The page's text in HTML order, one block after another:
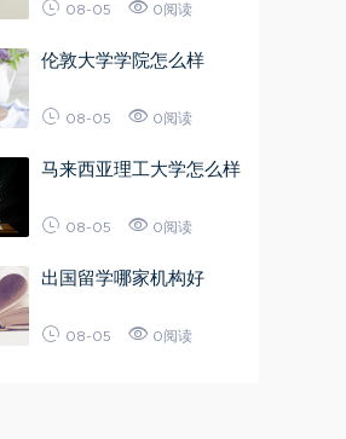
08-05 0阅读
伦敦大学学院怎么样
08-05 0阅读
马来西亚理工大学怎么样
08-05 0阅读
出国留学哪家机构好
08-05 0阅读